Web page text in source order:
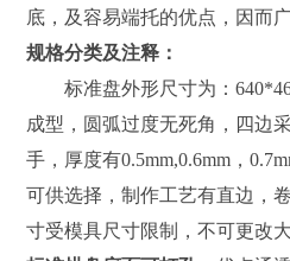
底，及容易端托的优点，因而
规格分类及注释：
标准盘外形尺寸为：
成型，圆弧过度无死角，四边
手，厚度有0.5mm,0.6mm，
可供选择，制作工艺有直边，
寸受模具尺寸限制，不可更改大